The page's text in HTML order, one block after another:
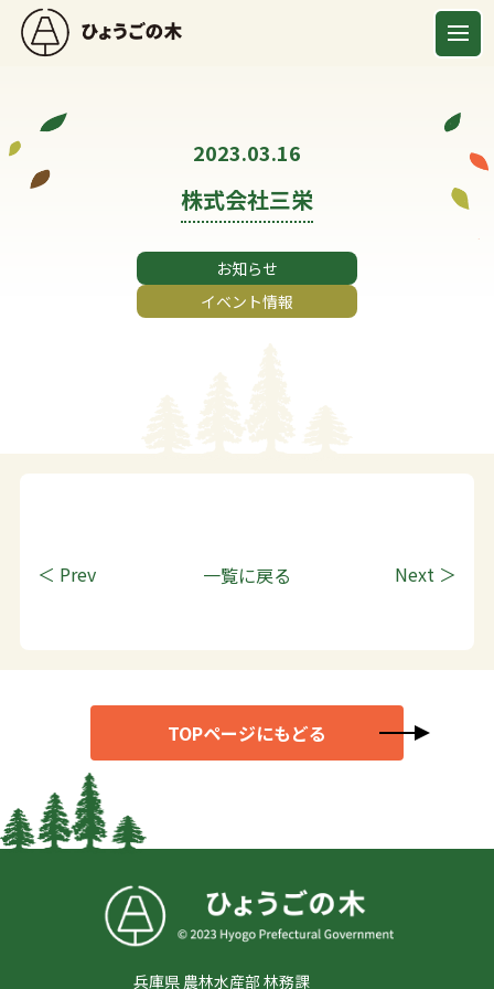
2023.03.16
株式会社三栄
お知らせ
イベント情報
＜ Prev 一覧に戻る Next ＞
TOPページにもどる
兵庫県 農林水産部 林務課